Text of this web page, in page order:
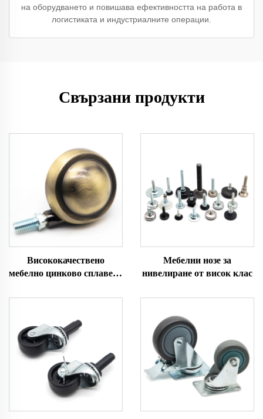
на оборудването и повишава ефективността на работа в
логистиката и индустриалните операции.
Свързани продукти
Висококачествено
мебелно цинково сплавено
Мебелни нозе за
нивелиране от висок клас